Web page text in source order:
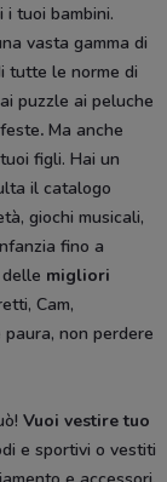
tuoi bambini.
vasta gamma di
tutte le norme di
puzzle ai peluche
. Ma anche
figli. Hai un
il catalogo
giochi musicali,
fino a
migliori
Cam,
non perdere
Vuoi vestire tuo
e sportivi o vestiti